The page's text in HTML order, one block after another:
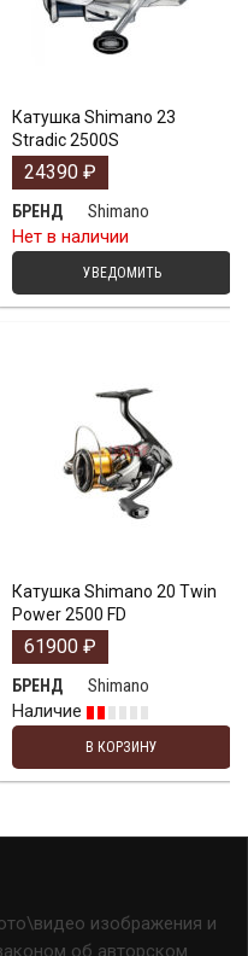
Катушка Shimano 23
Stradic 2500S
24390 ₽
БРЕНД
Shimano
Нет в наличии
УВЕДОМИТЬ
Катушка Shimano 20 Twin
Power 2500 FD
61900 ₽
БРЕНД
Shimano
Наличие
В КОРЗИНУ
изображения и